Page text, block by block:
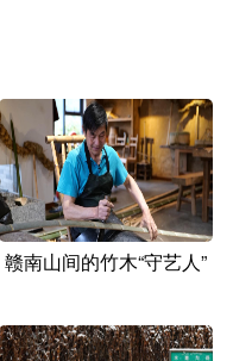
赣南山间的竹木“守艺人”